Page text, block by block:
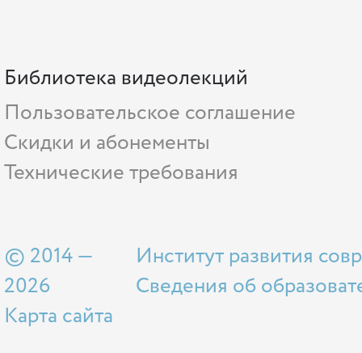
Библиотека видеолекций
Пользовательское соглашение
Скидки и абонементы
Технические требования
© 2014 —
2026
Карта сайта
Институт развития
Сведения об